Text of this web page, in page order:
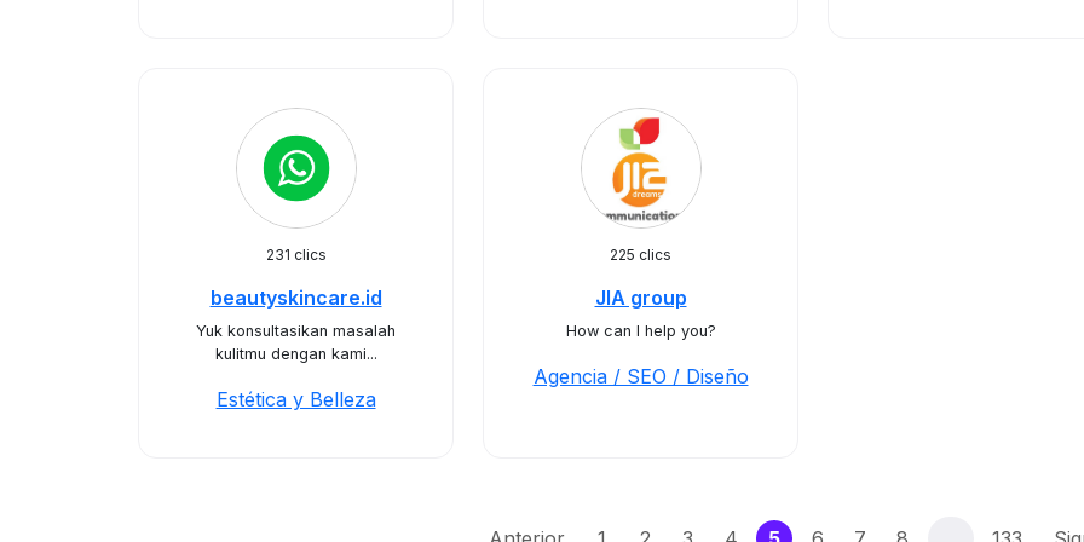
231 clics
beautyskincare.id
Yuk konsultasikan masalah
kulitmu dengan kami...
Estética y Belleza
225 clics
JIA group
How can I help you?
Agencia / SEO / Diseño
(current)